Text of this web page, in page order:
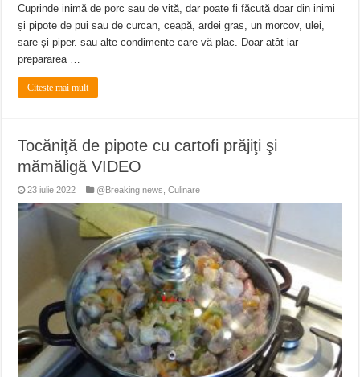
Cuprinde inimă de porc sau de vită, dar poate fi făcută doar din inimi
și pipote de pui sau de curcan, ceapă, ardei gras, un morcov, ulei,
sare şi piper. sau alte condimente care vă plac. Doar atât iar
prepararea …
Citeste mai mult
Tocăniţă de pipote cu cartofi prăjiţi şi
mămăligă VIDEO
23 iulie 2022 @Breaking news ,Culinare